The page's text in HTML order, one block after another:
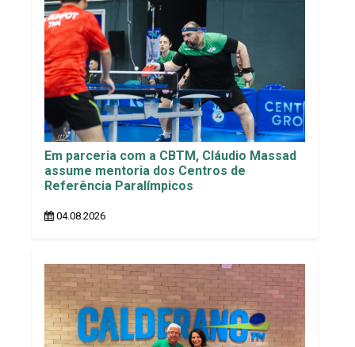
Em parceria com a CBTM, Cláudio Massad
assume mentoria dos Centros de
Referência Paralímpicos
04.08.2026